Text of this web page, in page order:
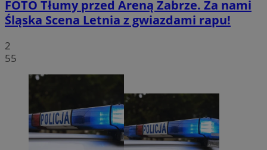
FOTO Tłumy przed Areną Zabrze. Za nami
Śląska Scena Letnia z gwiazdami rapu!
2
55